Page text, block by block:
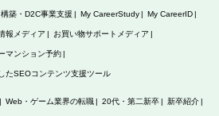
築・D2C事業支援 My CareerStudy My CareerID
報メディア お買い物サポートメディア
マンション予約
たSEOコンテンツ支援ツール
Web・ゲーム業界の転職 20代・第二新卒 新卒紹介